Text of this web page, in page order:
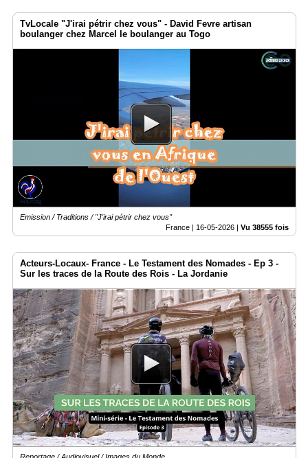
TvLocale "J'irai pétrir chez vous" - David Fevre artisan
boulanger chez Marcel le boulanger au Togo
Emission / Traditions / "J'irai pétrir chez vous"
France | 16-05-2026 | Vu 38555 fois
Acteurs-Locaux- France - Le Testament des Nomades - Ep 3 -
Sur les traces de la Route des Rois - La Jordanie